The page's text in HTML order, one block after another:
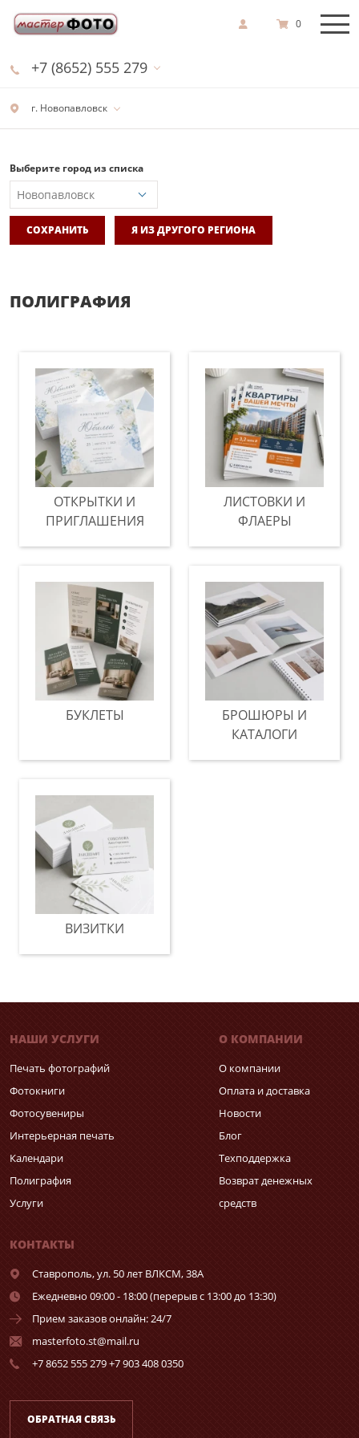
г. Новопавловск
+7 (8652) 555 279
0
Выберите город из списка
СОХРАНИТЬ Я ИЗ ДРУГОГО РЕГИОНА
ПОЛИГРАФИЯ
ОТКРЫТКИ И
ПРИГЛАШЕНИЯ
ЛИСТОВКИ И
ФЛАЕРЫ
БУКЛЕТЫ
БРОШЮРЫ И
КАТАЛОГИ
ВИЗИТКИ
НАШИ УСЛУГИ
Печать фотографий
Фотокниги
Фотосувениры
Интерьерная печать
Календари
Полиграфия
Услуги
О КОМПАНИИ
О компании
Оплата и доставка
Новости
Блог
Техподдержка
Возврат денежных
средств
КОНТАКТЫ
Ставрополь,ул. 50 лет ВЛКСМ, 38А
Ежедневно 09:00 - 18:00 (перерыв с 13:00 до 13:30)
Прием заказов онлайн: 24/7
masterfoto.st@mail.ru
+7 8652 555 279 +7 903 408 0350
ОБРАТНАЯ СВЯЗЬ